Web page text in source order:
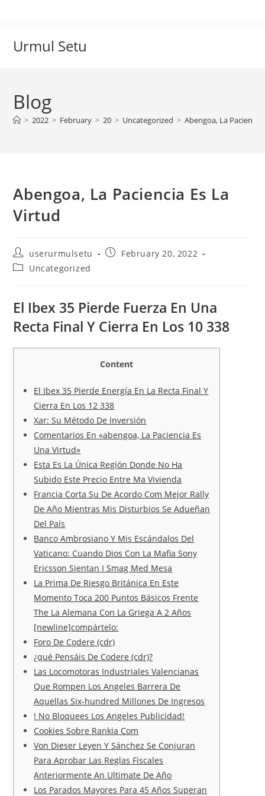
Urmul Setu
Blog
> 2022 > February > 20 > Uncategorized > Abengoa, La Paciencia
Abengoa, La Paciencia Es La
Virtud
Post
author:
userurmulsetu
PostFebruary 20, 2022
PostUncategorized
El Ibex 35 Pierde Fuerza En Una
Recta Final Y Cierra En Los 10 338
Content
El Ibex 35 Pierde Energía En La Recta Final Y
Cierra En Los 12 338
Xar: Su Método De Inversión
Comentarios En «abengoa, La Paciencia Es
Una Virtud»
Esta Es La Única Región Donde No Ha
Subido Este Precio Entre Ma Vivienda
Francia Corta Su De Acordo Com Mejor Rally
De Año Mientras Mis Disturbios Se Adueñan
Del País
Banco Ambrosiano Y Mis Escándalos Del
Vaticano: Cuando Dios Con La Mafia Sony
Ericsson Sientan I Smag Med Mesa
La Prima De Riesgo Británica En Este
Momento Toca 200 Puntos Básicos Frente
The La Alemana Con La Griega A 2 Años
[newline]compártelo:
Foro De Codere (cdr)
¿qué Pensáis De Codere (cdr)?
Las Locomotoras Industriales Valencianas
Que Rompen Los Angeles Barrera De
Aquellas Six-hundred Millones De Ingresos
! No Bloquees Los Angeles Publicidad!
Cookies Sobre Rankia Com
Von Dieser Leyen Y Sánchez Se Conjuran
Para Aprobar Las Reglas Fiscales
Anteriormente An Ultimate De Año
Los Parados Mayores Para 45 Años Superan